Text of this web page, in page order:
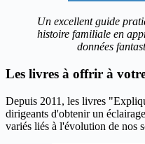
Un excellent guide
histoire familiale en
données
Les livres à offrir à
Depuis 2011, les livres
dirigeants d'obtenir un
variés liés à l'évolution de nos